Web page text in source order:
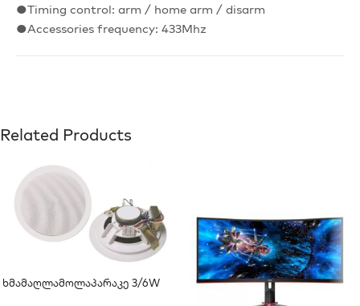
●Timing control: arm / home arm / disarm
●Accessories frequency: 433Mhz
Related Products
Ხმამაღლამოლაპარაკე 3/6W